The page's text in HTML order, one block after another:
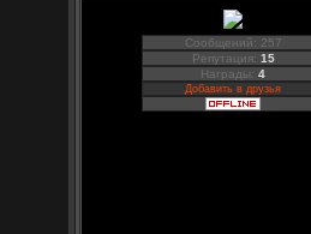
Сообщений: 257
Репутация: 15
Награды:4
Добавить в друзья